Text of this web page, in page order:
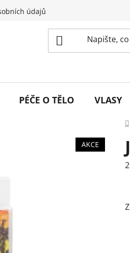
údajů
PÉČE O TĚLO VLASY
AKCE